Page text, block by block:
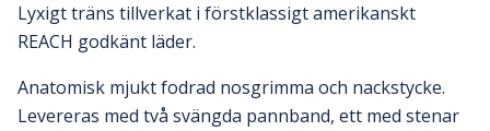
Lyxigt träns tillverkat i förstklassigt amerikanskt
REACH godkänt läder.
Anatomisk mjukt fodrad nosgrimma och nackstycke.
Levereras med två svängda pannband, ett med stenar